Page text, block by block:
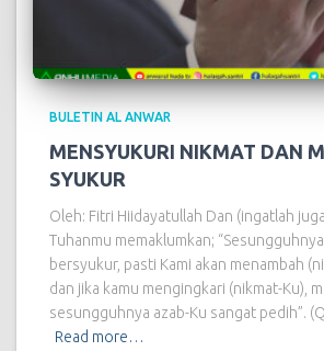
BULETIN AL ANWAR
MENSYUKURI NIKMAT DAN
SYUKUR
Oleh: Fitri Hiidayatullah Dan (ingatlah
Tuhanmu memaklumkan;
bersyukur, pasti Kami akan menambah
dan jika kamu mengingkari (nikmat-Ku),
sesungguhnya azab-Ku sangat pedih”.
Read more…